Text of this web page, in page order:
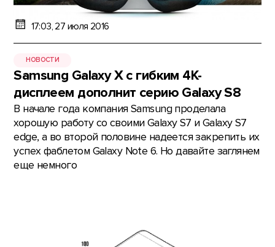
17:03, 27 июля 2016
НОВОСТИ
Samsung Galaxy X с гибким 4К-
дисплеем дополнит серию Galaxy S8
В начале года компания Samsung проделала
хорошую работу со своими Galaxy S7 и Galaxy S7
edge, а во второй половине надеется закрепить их
успех фаблетом Galaxy Note 6. Но давайте заглянем
еще немного